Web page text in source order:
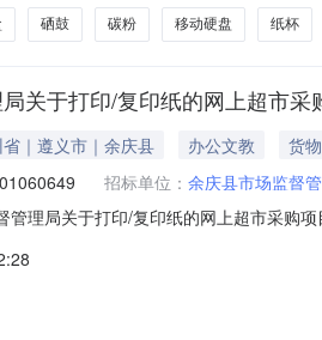
硒鼓 碳粉 移动硬盘 纸杯
关于打印/复印纸的网上超市采
｜遵义市｜余庆县 办公文教
货物
招标单位： 余庆县市场监督
管理局关于打印/复印纸的网上超市采购
行政区划编码:520329项目所在行政区